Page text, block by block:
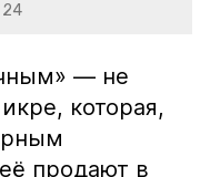
24
— не
которая,
продают в